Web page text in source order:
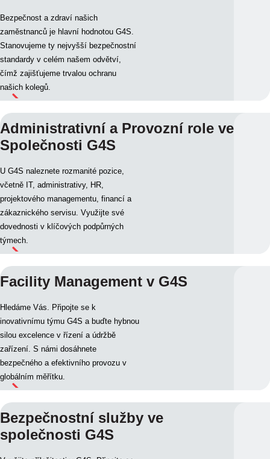
Bezpečnost a zdraví našich
zaměstnanců je hlavní hodnotou G4S.
Stanovujeme ty nejvyšší bezpečnostní
standardy v celém našem odvětví,
čímž zajišťujeme trvalou ochranu
našich kolegů.
Administrativní a Provozní role ve
Společnosti G4S
U G4S naleznete rozmanité pozice,
včetně IT, administrativy, HR,
projektového managementu, financí a
zákaznického servisu. Využijte své
dovednosti v klíčových podpůrných
týmech.
Facility Management v G4S
Hledáme Vás. Připojte se k
inovativnímu týmu G4S a buďte hybnou
silou excelence v řízení a údržbě
zařízení. S námi dosáhnete
bezpečného a efektivního provozu v
globálním měřítku.
Bezpečnostní služby ve
společnosti G4S